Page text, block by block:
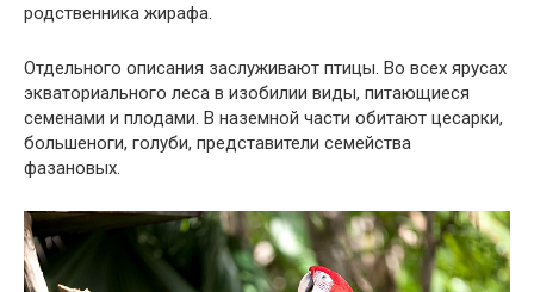
родственника жирафа.
Отдельного описания заслуживают птицы. Во всех ярусах
экваториального леса в изобилии виды, питающиеся
семенами и плодами. В наземной части обитают цесарки,
большеноги, голуби, представители семейства
фазановых.